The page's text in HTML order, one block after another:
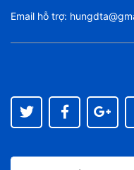
Email hỗ trợ: